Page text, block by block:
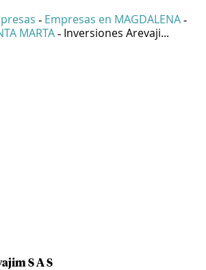
- Empresas en MAGDALENA -
MARTA - Inversiones Arevaji...
S A S